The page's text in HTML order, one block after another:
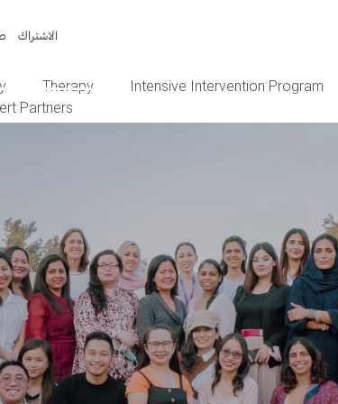
الاشتراك
Therapy Intensive Intervention Program
Partners